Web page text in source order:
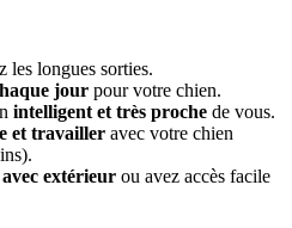
les longues sorties.
jour pour votre chien.
intelligent et très proche de vous.
et travailler avec votre chien
extérieur ou avez accès facile